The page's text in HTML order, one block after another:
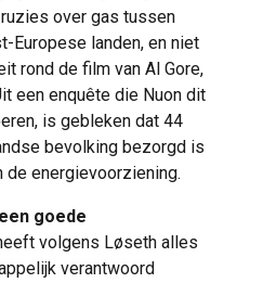
over gas tussen
Europese landen, en niet
rond de film van Al Gore,
een enquête die Nuon dit
is gebleken dat 44
bevolking bezorgd is
energievoorziening.
goede
volgens Løseth alles
verantwoord